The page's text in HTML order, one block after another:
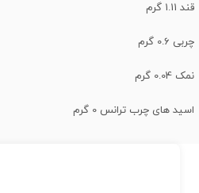
قند 1.11 گرم
چربی 0.6 گرم
نمک 0.04 گرم
اسید های چرب ترانس 0 گرم